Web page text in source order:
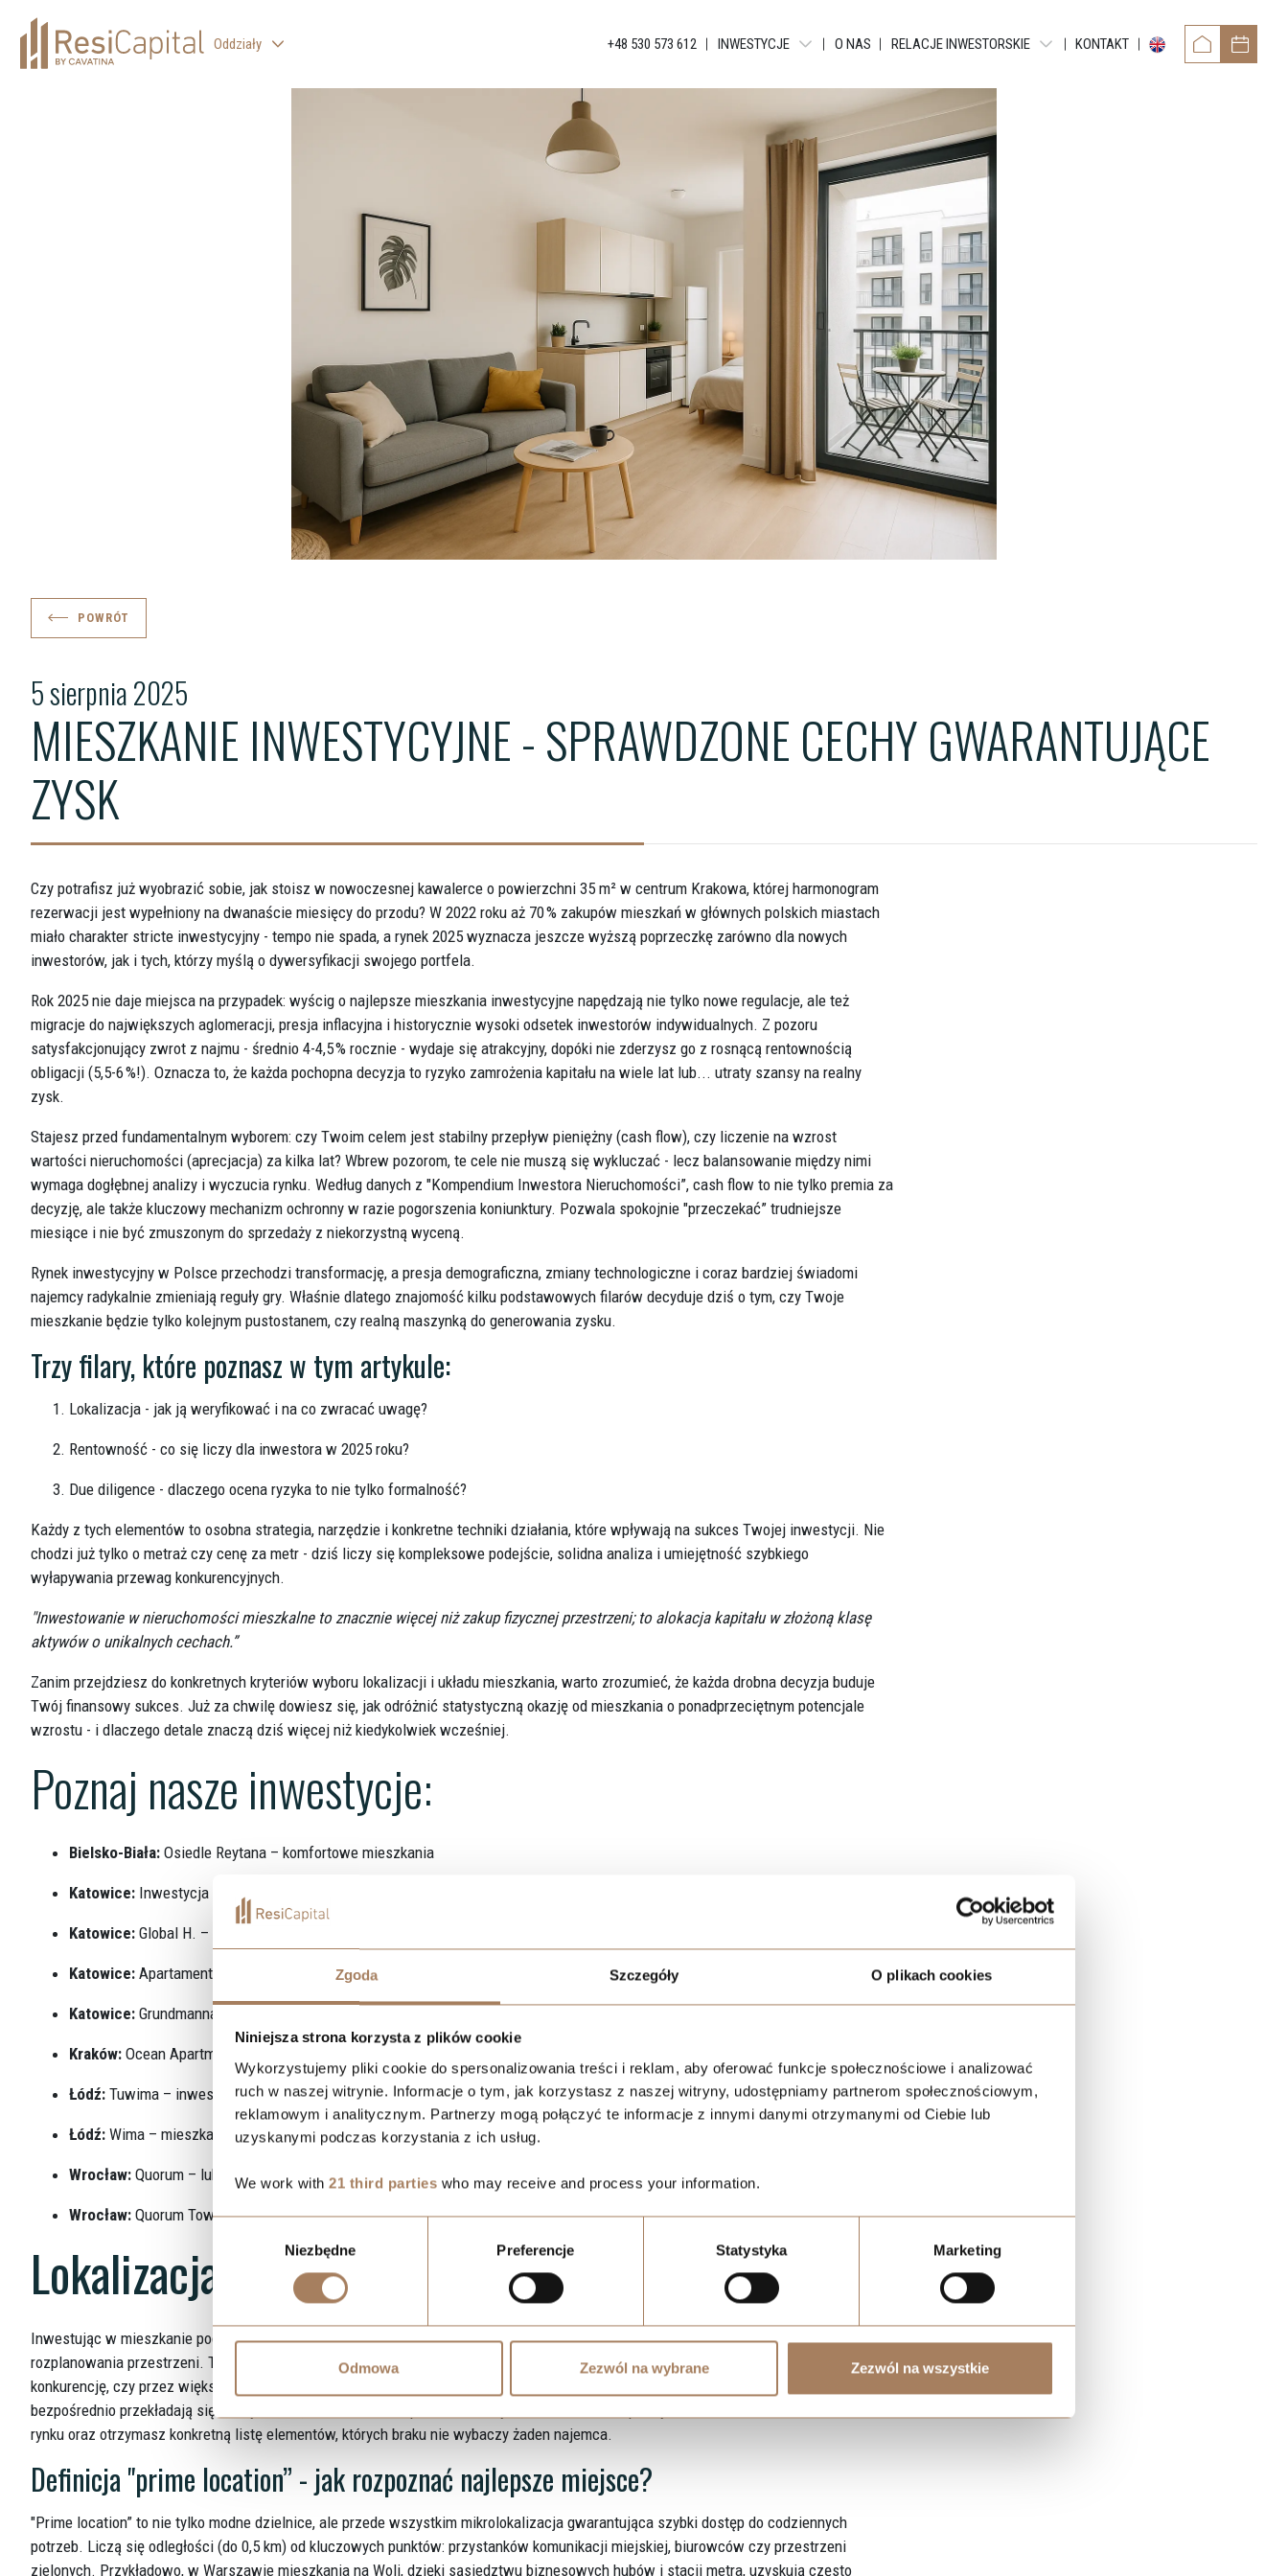
Zgoda Szczegóły O plikach cookies
Niniejsza strona korzysta z plików cookie
Wykorzystujemy pliki cookie do spersonalizowania treści i reklam, aby oferować funkcje społecznościowe i analizować
ruch w naszej witrynie. Informacje o tym, jak korzystasz z naszej witryny, udostępniamy partnerom społecznościowym,
reklamowym i analitycznym. Partnerzy mogą połączyć te informacje z innymi danymi otrzymanymi od Ciebie lub
uzyskanymi podczas korzystania z ich usług.
We work with 21 third parties who may receive and process your information.
Niezbędne Preferencje Statystyka Marketing
Odmowa Zezwól na wybrane Zezwól na wszystkie
Oddziały +48 530 573 612 INWESTYCJE
WARSZAWA - LIBERTY TOWER
BIELSKO-BIAŁA - APARTAMENTY REYTANA
KATOWICE - JANKEGO
KATOWICE - KATOWICKA RESIDENCE
KATOWICE - GLOBAL APARTMENTS
KATOWICE - BELG APARTMENTS
KATOWICE - APARTAMENTY GRUNDMANNA
ŁÓDŹ - TUWIMA APARTMENTS
ŁÓDŹ - TUWIMA RESIDENCE
ŁÓDŹ - WIMA A APARTMENTS
ŁÓDŹ - WIMA APARTMENTS
O NAS RELACJE INWESTORSKIE
RAPORTY OKRESOWE
RAPORTY BIEŻĄCE EBI
RAPORTY BIEŻĄCE ESPI
POZOSTAŁE DOKUMENTY
OBLIGACJE
KONTAKT
MIESZKANIE INWESTYCYJNE - SPRAWDZONE CECHY GWARANTUJĄCE
ZYSK
5 sierpnia 2025
POWRÓT
Czy potrafisz już wyobrazić sobie, jak stoisz w nowoczesnej kawalerce o powierzchni 35 m² w centrum Krakowa, której harmonogram
rezerwacji jest wypełniony na dwanaście miesięcy do przodu? W 2022 roku aż 70 % zakupów mieszkań w głównych polskich miastach
miało charakter stricte inwestycyjny - tempo nie spada, a rynek 2025 wyznacza jeszcze wyższą poprzeczkę zarówno dla nowych
inwestorów, jak i tych, którzy myślą o dywersyfikacji swojego portfela.
Rok 2025 nie daje miejsca na przypadek: wyścig o najlepsze mieszkania inwestycyjne napędzają nie tylko nowe regulacje, ale też
migracje do największych aglomeracji, presja inflacyjna i historycznie wysoki odsetek inwestorów indywidualnych. Z pozoru
satysfakcjonujący zwrot z najmu - średnio 4-4,5 % rocznie - wydaje się atrakcyjny, dopóki nie zderzysz go z rosnącą rentownością
obligacji (5,5-6 %!). Oznacza to, że każda pochopna decyzja to ryzyko zamrożenia kapitału na wiele lat lub... utraty szansy na realny
zysk.
Stajesz przed fundamentalnym wyborem: czy Twoim celem jest stabilny przepływ pieniężny (cash flow), czy liczenie na wzrost
wartości nieruchomości (aprecjacja) za kilka lat? Wbrew pozorom, te cele nie muszą się wykluczać - lecz balansowanie między nimi
wymaga dogłębnej analizy i wyczucia rynku. Według danych z "Kompendium Inwestora Nieruchomości”, cash flow to nie tylko premia za
decyzję, ale także kluczowy mechanizm ochronny w razie pogorszenia koniunktury. Pozwala spokojnie "przeczekać” trudniejsze
miesiące i nie być zmuszonym do sprzedaży z niekorzystną wyceną.
Rynek inwestycyjny w Polsce przechodzi transformację, a presja demograficzna, zmiany technologiczne i coraz bardziej świadomi
najemcy radykalnie zmieniają reguły gry. Właśnie dlatego znajomość kilku podstawowych filarów decyduje dziś o tym, czy Twoje
mieszkanie będzie tylko kolejnym pustostanem, czy realną maszynką do generowania zysku.
Trzy filary, które poznasz w tym artykule:
Lokalizacja - jak ją weryfikować i na co zwracać uwagę?
Rentowność - co się liczy dla inwestora w 2025 roku?
Due diligence - dlaczego ocena ryzyka to nie tylko formalność?
Każdy z tych elementów to osobna strategia, narzędzie i konkretne techniki działania, które wpływają na sukces Twojej inwestycji. Nie
chodzi już tylko o metraż czy cenę za metr - dziś liczy się kompleksowe podejście, solidna analiza i umiejętność szybkiego
wyłapywania przewag konkurencyjnych.
"Inwestowanie w nieruchomości mieszkalne to znacznie więcej niż zakup fizycznej przestrzeni; to alokacja kapitału w złożoną klasę
aktywów o unikalnych cechach.”
Zanim przejdziesz do konkretnych kryteriów wyboru lokalizacji i układu mieszkania, warto zrozumieć, że każda drobna decyzja buduje
Twój finansowy sukces. Już za chwilę dowiesz się, jak odróżnić statystyczną okazję od mieszkania o ponadprzeciętnym potencjale
wzrostu - i dlaczego detale znaczą dziś więcej niż kiedykolwiek wcześniej.
Poznaj nasze inwestycje:
Bielsko-Biała: Osiedle Reytana – komfortowe mieszkania
Katowice: Inwestycja Katowicka – nowe mieszkania w sercu miasta
Katowice: Global H. – nowoczesne apartamenty
Katowice: Apartamenty Belg – prestiżowa lokalizacja
Katowice: Grundmanna Park – idealne miejsce do życia
Kraków: Ocean Apartments – Twój wymarzony adres
Łódź: Tuwima – inwestycja z potencjałem
Łódź: Wima – mieszkania blisko centrum
Wrocław: Quorum – luksusowe apartamenty
Wrocław: Quorum Tower – wysoki standard mieszkania
Lokalizacja i układ - fundamenty atrakcyjności
Inwestując w mieszkanie pod wynajem, nie możesz pozwolić sobie na kompromisy ani w kwestii położenia, ani w zakresie
rozplanowania przestrzeni. To właśnie te dwa czynniki w największym stopniu decydują, czy Twoje mieszkanie wyprzedza
konkurencję, czy przez większość miesięcy stoi puste. Poniżej znajdziesz krytyczne kryteria lokalizacyjne oraz parametry układu, które
bezpośrednio przekładają się na wysokość, stabilność i tempo wzrostu czynszu. Poznasz też praktyczne różnice na warszawskim
rynku oraz otrzymasz konkretną listę elementów, których braku nie wybaczy żaden najemca.
Definicja "prime location” - jak rozpoznać najlepsze miejsce?
"Prime location” to nie tylko modne dzielnice, ale przede wszystkim mikrolokalizacja gwarantująca szybki dostęp do codziennych
potrzeb. Liczą się odległości (do 0,5 km) od kluczowych punktów: przystanków komunikacji miejskiej, biurowców czy przestrzeni
zielonych. Przykładowo, w Warszawie mieszkania na Woli, dzięki sąsiedztwu biznesowych hubów i stacji metra, uzyskują często